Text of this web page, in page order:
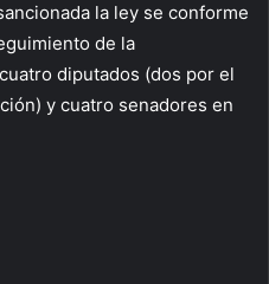
la ley se conforme
de la
diputados (dos por el
y cuatro senadores en